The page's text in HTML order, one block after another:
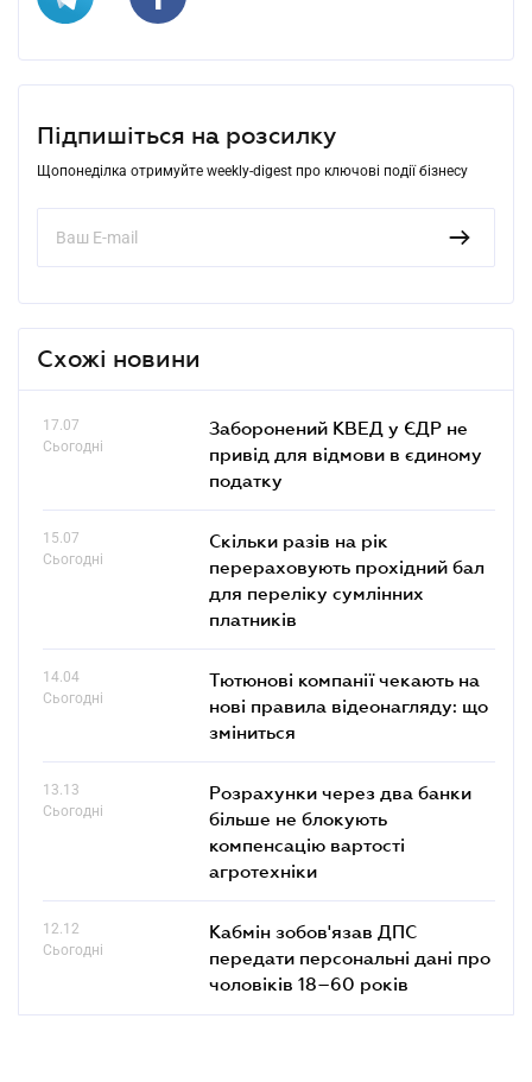
Підпишіться на розсилку
Щопонеділка отримуйте weekly-digest про ключові події бізнесу
Схожі новини
17.07
Сьогодні
Заборонений КВЕД у ЄДР не
привід для відмови в єдиному
податку
15.07
Сьогодні
Скільки разів на рік
перераховують прохідний бал
для переліку сумлінних
платників
14.04
Сьогодні
Тютюнові компанії чекають на
нові правила відеонагляду: що
зміниться
13.13
Сьогодні
Розрахунки через два банки
більше не блокують
компенсацію вартості
агротехніки
12.12
Сьогодні
Кабмін зобов'язав ДПС
передати персональні дані про
чоловіків 18–60 років